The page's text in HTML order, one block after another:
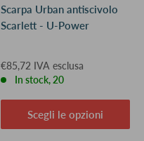
Scarpa Urban antiscivolo
Scarlett - U-Power
€85,72 IVA esclusa
In stock, 20
Scegli le opzioni